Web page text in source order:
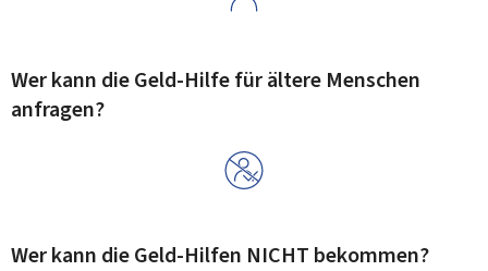
Wer kann die Geld-Hilfe für ältere Menschen
anfragen?
Wer kann die Geld-Hilfen NICHT bekommen?